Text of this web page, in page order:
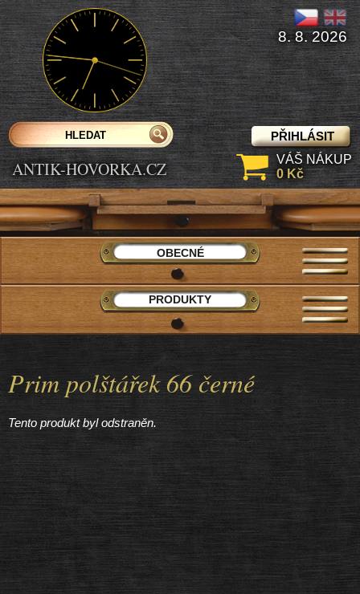
Prim polštářek 66 černé
Tento produkt byl odstraněn.
ANTIK-HOVORKA.CZ
PŘIHLÁSIT
8. 8. 2026
VÁŠ NÁKUP
0 Kč
OBECNÉ
PRODUKTY